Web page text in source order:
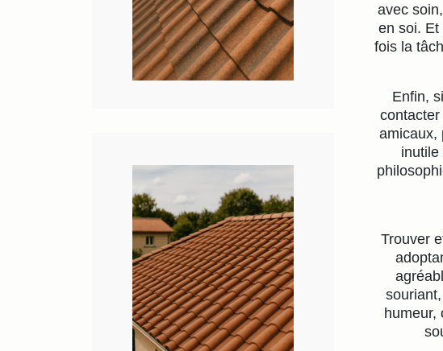
avec
en soi. Et
fois la
Enfin,
contacter
amicaux,
inutile
Trouver
humeur,